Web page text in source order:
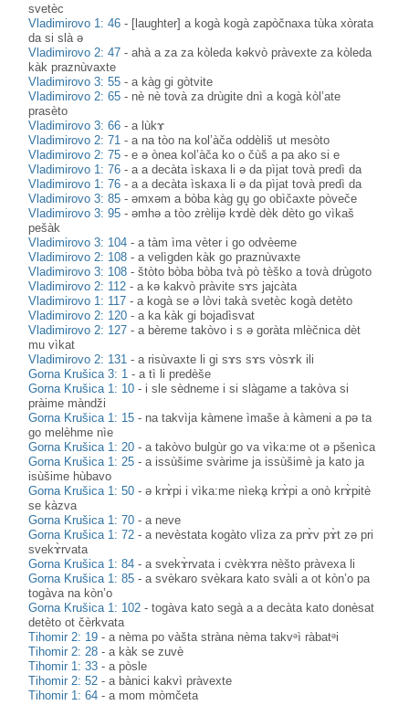
svetèc
Vladimirovo 1: 46 - [laughter] a kogà kogà zapòčnaxa tùka xòrata
da si slà ə
Vladimirovo 2: 47 -ahà a za za kòleda kəkvò pràvexte za kòleda
kàk praznùvaxte
Vladimirovo 3: 55 -a kàg gi gòtvite
Vladimirovo 2: 65 - nè nè tovà za drùgite dnì a kogà kòl’ate
prasèto
Vladimirovo 3: 66 -a lùkɤ
Vladimirovo 2: 71 -a na tòo na kol’àča oddèliš ut mesòto
Vladimirovo 2: 75 -e ə ònea kol’àča ko o čùš a pa ako si e
Vladimirovo 1: 76 -a a decàta ìskaxa li ə da pìjat tovà predì da
Vladimirovo 1: 76 -a a decàta ìskaxa li ə da pìjat tovà predì da
Vladimirovo 3: 85 -əmxəm a bòba kàg gu̥ go obìčaxte pòveče
Vladimirovo 3: 95 -əmhə a tòo zrèlijə kɤdè dèk dèto go vìkaš
pešàk
Vladimirovo 3: 104 -a tàm ìma vèter i go odvèeme
Vladimirovo 2: 108 -a velìgden kàk go praznùvaxte
Vladimirovo 3: 108 -štòto bòba bòba tvà pò tèško a tovà drùgoto
Vladimirovo 2: 112 -a kə kakvò pràvite sɤs jajcàta
Vladimirovo 1: 117 -a kogà se ə lòvi takà svetèc kogà detèto
Vladimirovo 2: 120 -a ka kàk gi bojadìsvat
Vladimirovo 2: 127 -a bèreme takòvo i s ə goràta mlèčnica dèt
mu vìkat
Vladimirovo 2: 131 -a risùvaxte li gi sɤs sɤs vòsɤk ili
Gorna Krušica 3: 1 -a tì li predèše
Gorna Krušica 1: 10 - i sle sèdneme i si slàgame a takòva si
pràime màndži
Gorna Krušica 1: 15 - na takvìja kàmene ìmaše à kàmeni a pə ta
go melèhme nìe
Gorna Krušica 1: 20 -a takòvo bulgùr go va vìka:me ot ə pšenìca
Gorna Krušica 1: 25 -a issùšime svàrime ja issùšimè ja kato ja
isùšime hùbavo
Gorna Krušica 1: 50 -ə krɤ̀pi i vìka:me nìekḁ krɤ̀pi a onò krɤ̀pitè
se kàzva
Gorna Krušica 1: 70 -a neve
Gorna Krušica 1: 72 -a nevèstata kogàto vlìza za prɤ̀v pɤ̀t zə pri
svekɤ̀rvata
Gorna Krušica 1: 84 -a svekɤ̀rvata i cvèkɤra nèšto pràvexa li
Gorna Krušica 1: 85 -a svèkaro svèkara kato svàli a ot kòn’o pa
togàva na kòn’o
Gorna Krušica 1: 102 -togàva kato segà a a decàta kato donèsat
detèto ot čèrkvata
Tihomir 2: 19 -a nèma po vàšta stràna nèma takvᵊì ràbatᵊi
Tihomir 2: 28 -a kàk se zuvè
Tihomir 1: 33 -a pòsle
Tihomir 2: 52 -a bànici kakvì pràvexte
Tihomir 1: 64 -a mom mòmčeta